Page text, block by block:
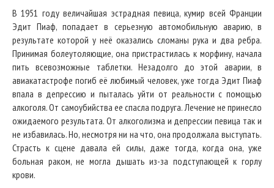
В 1951 году величайшая эстрадная певица, кумир всей Франции
Эдит Пиаф, попадает в серьезную автомобильную аварию, в
результате которой у неё оказались сломаны рука и два ребра.
Принимая болеутоляющие, она пристрастилась к морфину, начала
пить всевозможные таблетки. Незадолго до этой аварии, в
авиакатастрофе погиб её любимый человек, уже тогда Эдит Пиаф
впала в депрессию и пыталась уйти от реальности с помощью
алкоголя. От самоубийства ее спасла подруга. Лечение не принесло
ожидаемого результата. От алкоголизма и депрессии певица так и
не избавилась. Но, несмотря ни на что, она продолжала выступать.
Страсть к сцене давала ей силы, даже тогда, когда она, уже
больная раком, не могла дышать из-за подступающей к горлу
крови.